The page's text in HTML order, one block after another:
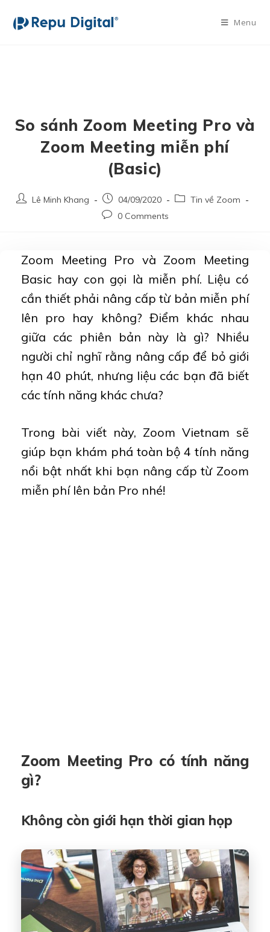
Menu
So sánh Zoom Meeting Pro và
Zoom Meeting miễn phí
(Basic)
Lê Minh Khang 04/09/2020
Tin về Zoom
0 Comments
Zoom Meeting Pro và Zoom Meeting
Basic hay con gọi là miễn phí. Liệu có
cần thiết phải nâng cấp từ bản miễn phí
lên pro hay không? Điểm khác nhau
giữa các phiên bản này là gì? Nhiều
người chỉ nghĩ rằng nâng cấp để bỏ giới
hạn 40 phút, nhưng liệu các bạn đã biết
các tính năng khác chưa?
Trong bài viết này, Zoom Vietnam sẽ
giúp bạn khám phá toàn bộ 4 tính năng
nổi bật nhất khi bạn nâng cấp từ Zoom
miễn phí lên bản Pro nhé!
Zoom Meeting Pro có tính năng
gì?
Không còn giới hạn thời gian họp